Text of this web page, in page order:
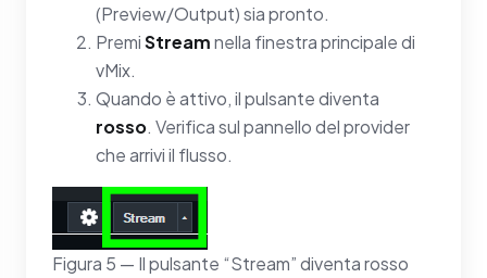
(Preview/Output) sia pronto.
PremiStreamnella finestra principale di
vMix.
Quando è attivo, il pulsante diventa
rosso. Verifica sul pannello del provider
che arrivi il flusso.
Figura 5 — Il pulsante “Stream” diventa rosso